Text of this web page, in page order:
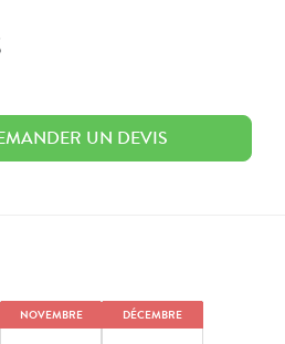
UN DEVIS
NOVEMBRE DÉCEMBRE